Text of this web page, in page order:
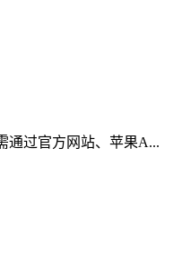
通过官方网站、苹果A...